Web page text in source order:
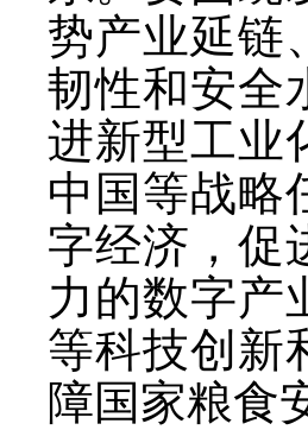
势产业延链
韧性和安全
进新型工业
中国等战略
字经济，促
力的数字产
等科技创新
障国家粮食